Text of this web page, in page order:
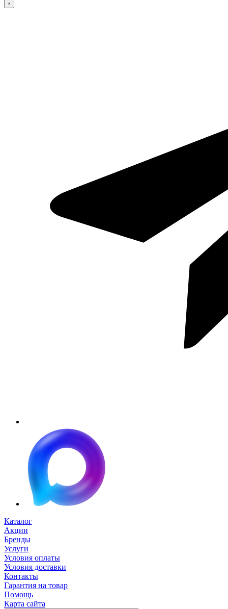
Каталог
Акции
Бренды
Услуги
Условия оплаты
Условия доставки
Контакты
Гарантия на товар
Помощь
Карта сайта